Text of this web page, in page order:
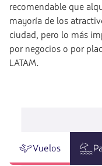
recomendable que
mayoría de los
ciudad, pero lo más
por negocios o por
LATAM.
Vuelos